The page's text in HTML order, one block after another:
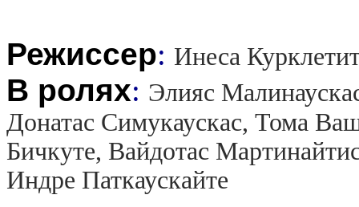
Режиссер: Инеса
В ролях: Элияс
Донатас Симукаускас, Тома
Бичкуте, Вайдотас
Индре Паткаускайте